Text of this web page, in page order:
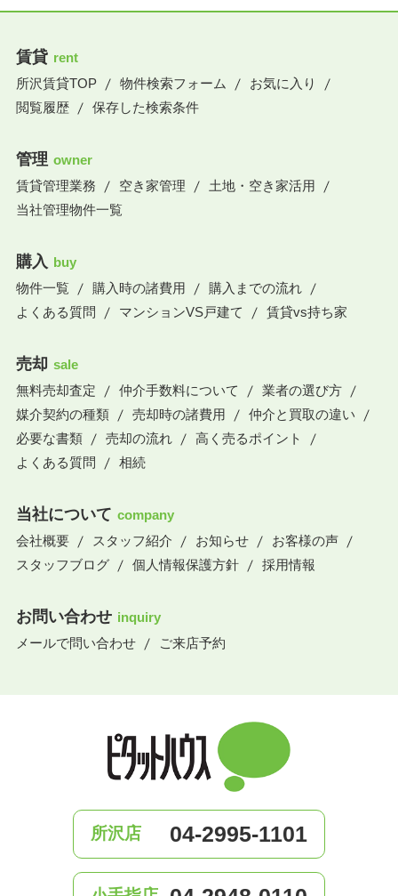
賃貸 rent
所沢賃貸TOP
物件検索フォーム
お気に入り
閲覧履歴
保存した検索条件
管理 owner
賃貸管理業務
空き家管理
土地・空き家活用
当社管理物件一覧
購入 buy
物件一覧
購入時の諸費用
購入までの流れ
よくある質問
マンションVS戸建て 賃貸vs持ち家
売却 sale
無料売却査定
仲介手数料について
業者の選び方
媒介契約の種類
売却時の諸費用
仲介と買取の違い
必要な書類
売却の流れ
高く売るポイント
よくある質問
相続
当社について company
会社概要
スタッフ紹介 お知らせ
お客様の声
スタッフブログ
個人情報保護方針 採用情報
お問い合わせ inquiry
メールで問い合わせ
ご来店予約
所沢店 04-2995-1101